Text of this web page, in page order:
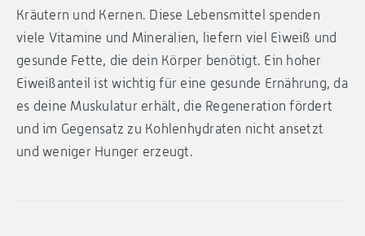
Kräutern und Kernen. Diese Lebensmittel spenden
viele Vitamine und Mineralien, liefern viel Eiweiß und
gesunde Fette, die dein Körper benötigt. Ein hoher
Eiweißanteil ist wichtig für eine gesunde Ernährung, da
es deine Muskulatur erhält, die Regeneration fördert
und im Gegensatz zu Kohlenhydraten nicht ansetzt
und weniger Hunger erzeugt.